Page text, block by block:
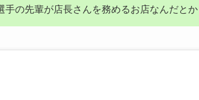
手の先輩が店長さんを務めるお店なんだとか